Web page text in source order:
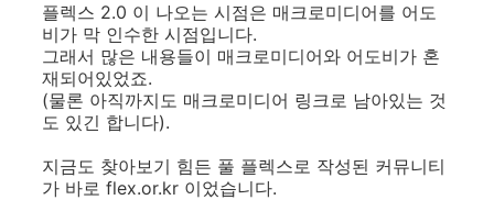
플렉스 2.0 이 나오는 시점은 매크로미디어를 어도
비가 막 인수한 시점입니다.
그래서 많은 내용들이 매크로미디어와 어도비가 혼
재되어있었죠.
(물론 아직까지도 매크로미디어 링크로 남아있는 것
도 있긴 합니다).
지금도 찾아보기 힘든 풀 플렉스로 작성된 커뮤니티
가 바로 flex.or.kr 이었습니다.